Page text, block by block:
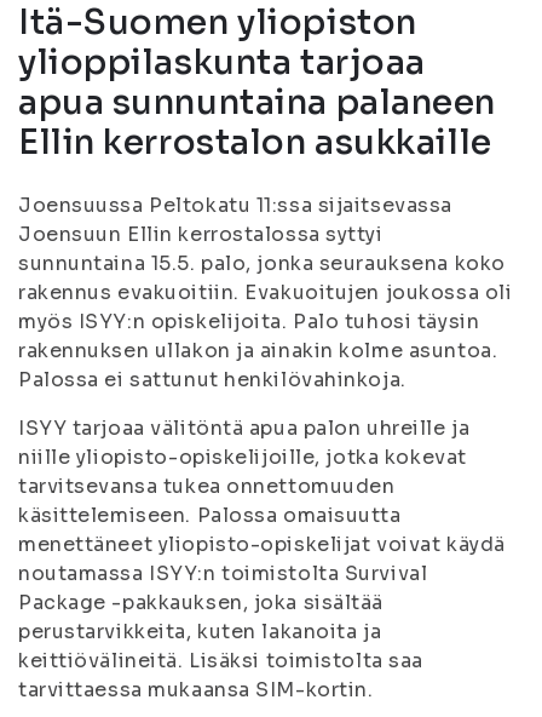
Itä-Suomen yliopiston
ylioppilaskunta tarjoaa
apua sunnuntaina palaneen
Ellin kerrostalon asukkaille
Joensuussa Peltokatu 11:ssa sijaitsevassa
Joensuun Ellin kerrostalossa syttyi
sunnuntaina 15.5. palo, jonka seurauksena koko
rakennus evakuoitiin. Evakuoitujen joukossa oli
myös ISYY:n opiskelijoita. Palo tuhosi täysin
rakennuksen ullakon ja ainakin kolme asuntoa.
Palossa ei sattunut henkilövahinkoja.
ISYY tarjoaa välitöntä apua palon uhreille ja
niille yliopisto-opiskelijoille, jotka kokevat
tarvitsevansa tukea onnettomuuden
käsittelemiseen. Palossa omaisuutta
menettäneet yliopisto-opiskelijat voivat käydä
noutamassa ISYY:n toimistolta Survival
Package -pakkauksen, joka sisältää
perustarvikkeita, kuten lakanoita ja
keittiövälineitä. Lisäksi toimistolta saa
tarvittaessa mukaansa SIM-kortin.